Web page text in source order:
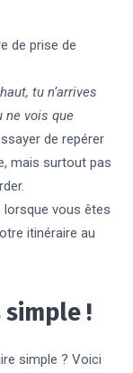
de prise de
tu n’arrives
ne vois que
de repérer
mais surtout pas
lorsque vous êtes
itinéraire au
!
simple ? Voici